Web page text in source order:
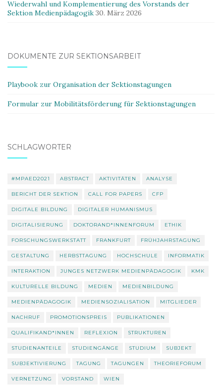
Wiederwahl und Komplementierung des Vorstands der
Sektion Medienpädagogik 30. März 2026
DOKUMENTE ZUR SEKTIONSARBEIT
Playbook zur Organisation der Sektionstagungen
Formular zur Mobilitätsförderung für Sektionstagungen
SCHLAGWÖRTER
#MPAED2021 ABSTRACT AKTIVITÄTEN ANALYSE
BERICHT DER SEKTION CALL FOR PAPERS CFP
DIGITALE BILDUNG DIGITALER HUMANISMUS
DIGITALISIERUNG DOKTORAND*INNENFORUM ETHIK
FORSCHUNGSWERKSTATT FRANKFURT FRÜHJAHRSTAGUNG
GESTALTUNG HERBSTTAGUNG HOCHSCHULE INFORMATIK
INTERAKTION JUNGES NETZWERK MEDIENPÄDAGOGIK KMK
KULTURELLE BILDUNG MEDIEN MEDIENBILDUNG
MEDIENPÄDAGOGIK MEDIENSOZIALISATION MITGLIEDER
NACHRUF PROMOTIONSPREIS PUBLIKATIONEN
QUALIFIKAND*INNEN REFLEXION STRUKTUREN
STUDIENANTEILE STUDIENGÄNGE STUDIUM SUBJEKT
SUBJEKTIVIERUNG TAGUNG TAGUNGEN THEORIEFORUM
VERNETZUNG VORSTAND WIEN